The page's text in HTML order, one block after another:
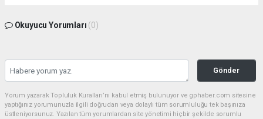
Okuyucu Yorumları (0)
Gönder
Yorum yazarak Topluluk Kuralları’nı kabul etmiş bulunuyor ve gphaber.com sitesine
yaptığınız yorumunuzla ilgili doğrudan veya dolaylı tüm sorumluluğu tek başınıza
üstleniyorsunuz. Yazılan tüm yorumlardan site yönetimi hiçbir şekilde sorumlu